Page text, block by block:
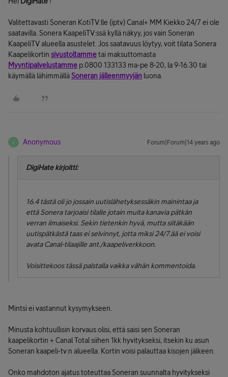
Valitettavasti Soneran KotiTV:lle (iptv) Canal+ MM Kiekko 24/7 ei ole
saatavilla. Sonera KaapeliTV:ssä kyllä näkyy, jos vain Soneran
KaapeliTV alueella asustelet. Jos saatavuus löytyy, voit tilata Sonera
Kaapelikortin sivustoltammetai maksuttomasta
Myyntipalvelustamme p.0800 133133 ma-pe 8-20, la 9-16.30 tai
käymällä lähimmälläSoneran jälleenmyyjän luona.
A Anonymous Forum|Forum|14 years ago
DigiHate kirjoitti:
16.4 tästä oli jo jossain uutislähetyksessäkin mainintaa ja
että Sonera tarjoaisi tilalle jotain muita kanavia pätkän
verran ilmaiseksi. Sekin tietenkin hyvä, mutta siitäkään
uutispätkästä taas ei selvinnyt, jotta miksi 24/7.ää ei voisi
avata Canal-tilaajille ant./kaapeliverkkoon.
Voisittekoos tässä palstalla vaikka vähän kommentoida.
Mintsi ei vastannut kysymykseen.
Minusta kohtuullisin korvaus olisi, että saisi sen Soneran
kaapelikortin + Canal Total siihen 1kk hyvitykseksi, itsekin ku asun
Soneran kaapeli-tv:n alueella. Kortin voisi palauttaa kisojen jälkeen.
Onko mahdoton ajatus toteuttaa Soneran suunnalta hyvitykseksi